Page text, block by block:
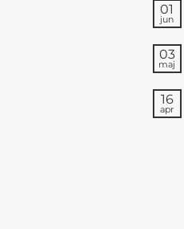
01
jun
03
maj
16
apr